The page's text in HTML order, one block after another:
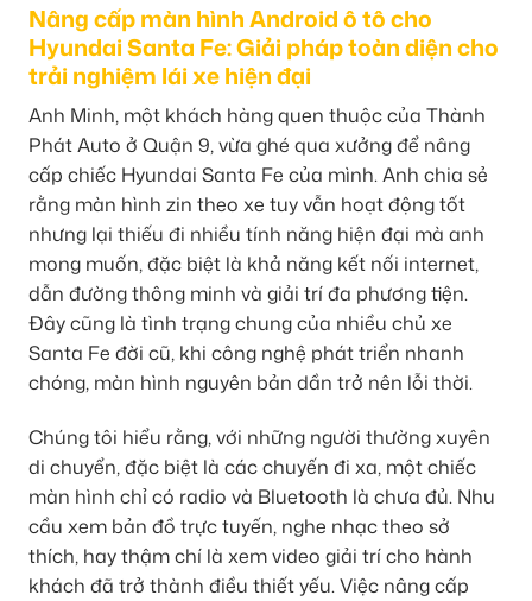
Nâng cấp màn hình Android ô tô cho
Hyundai Santa Fe: Giải pháp toàn diện cho
trải nghiệm lái xe hiện đại
Anh Minh, một khách hàng quen thuộc của Thành
Phát Auto ở Quận 9, vừa ghé qua xưởng để nâng
cấp chiếc Hyundai Santa Fe của mình. Anh chia sẻ
rằng màn hình zin theo xe tuy vẫn hoạt động tốt
nhưng lại thiếu đi nhiều tính năng hiện đại mà anh
mong muốn, đặc biệt là khả năng kết nối internet,
dẫn đường thông minh và giải trí đa phương tiện.
Đây cũng là tình trạng chung của nhiều chủ xe
Santa Fe đời cũ, khi công nghệ phát triển nhanh
chóng, màn hình nguyên bản dần trở nên lỗi thời.
Chúng tôi hiểu rằng, với những người thường xuyên
di chuyển, đặc biệt là các chuyến đi xa, một chiếc
màn hình chỉ có radio và Bluetooth là chưa đủ. Nhu
cầu xem bản đồ trực tuyến, nghe nhạc theo sở
thích, hay thậm chí là xem video giải trí cho hành
khách đã trở thành điều thiết yếu. Việc nâng cấp